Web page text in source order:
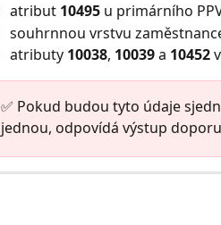
atribut 10495 u primárního
souhrnnou vrstvu
atributy 10038, 10039 a 10452
✅ Pokud budou tyto údaje
jednou, odpovídá výstup